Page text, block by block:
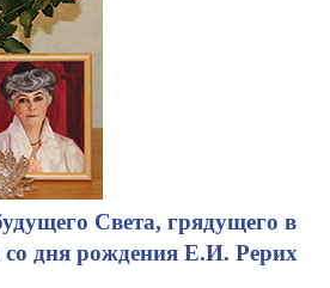
Света, грядущего в
дня рождения Е.И. Рерих